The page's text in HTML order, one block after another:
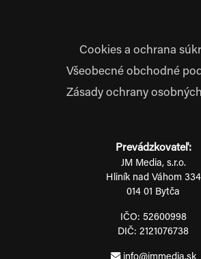
Cookies a ochrana
Všeobecné obchodné
Zásady ochrany
Prevádzkovateľ:
JM Media, s.r.o.
Hliník nad Váhom 334
014 01 Bytča
IČO: 52600998
DIČ: 2121076738